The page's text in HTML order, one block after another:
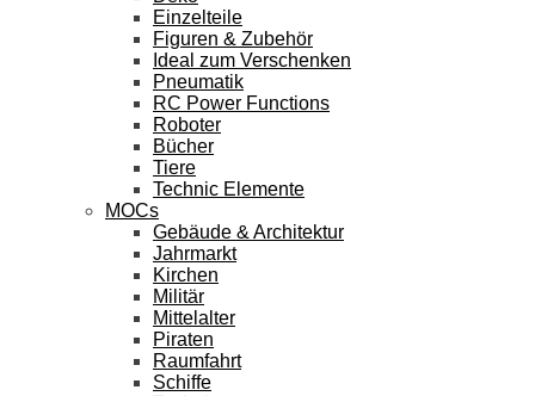
Einzelteile
Figuren & Zubehör
Ideal zum Verschenken
Pneumatik
RC Power Functions
Roboter
Bücher
Tiere
Technic Elemente
MOCs
Gebäude & Architektur
Jahrmarkt
Kirchen
Militär
Mittelalter
Piraten
Raumfahrt
Schiffe